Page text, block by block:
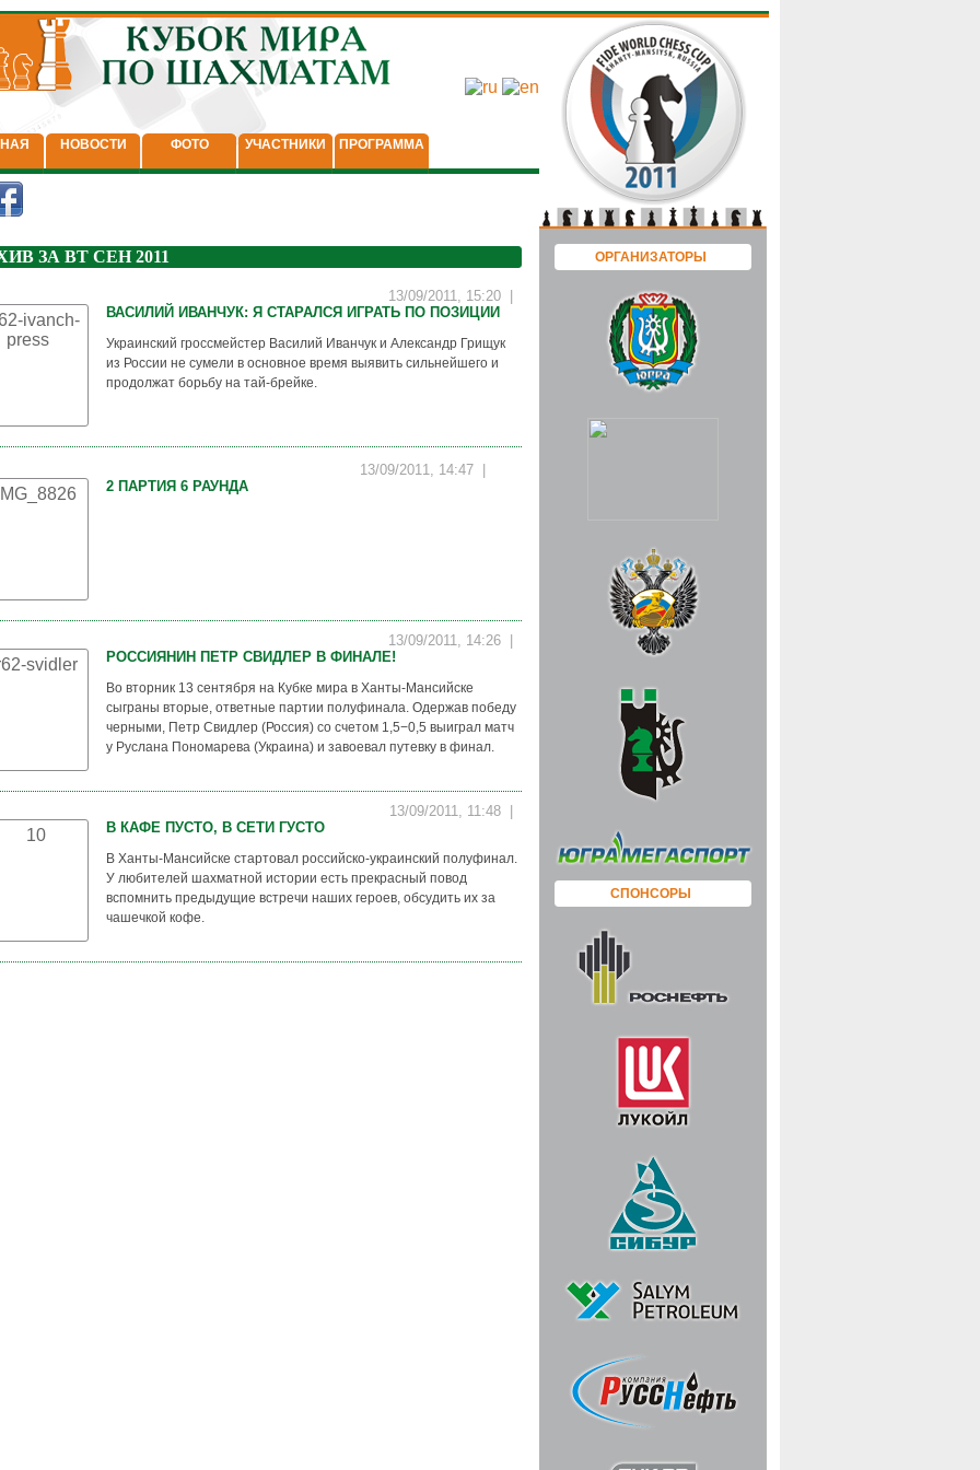
НОВОСТИ ФОТО УЧАСТНИКИ ПРОГРАММА
ЗА ВТ СЕН 2011
13/09/2011, 15:20 |
ВАСИЛИЙ ИВАНЧУК: Я СТАРАЛСЯ ИГРАТЬ ПО ПОЗИЦИИ
Украинский гроссмейстер Василий Иванчук и Александр Грищук
из России не сумели в основное время выявить сильнейшего и
продолжат борьбу на тай-брейке.
13/09/2011, 14:47 |
2 ПАРТИЯ 6 РАУНДА
13/09/2011, 14:26 |
РОССИЯНИН ПЕТР СВИДЛЕР В ФИНАЛЕ!
Во вторник 13 сентября на Кубке мира в Ханты-Мансийске
сыграны вторые, ответные партии полуфинала. Одержав победу
черными, Петр Свидлер (Россия) со счетом 1,5−0,5 выиграл матч
у Руслана Пономарева (Украина) и завоевал путевку в финал.
13/09/2011, 11:48 |
В КАФЕ ПУСТО, В СЕТИ ГУСТО
В Ханты-Мансийске стартовал российско-украинский полуфинал.
У любителей шахматной истории есть прекрасный повод
вспомнить предыдущие встречи наших героев, обсудить их за
чашечкой кофе.
ОРГАНИЗАТОРЫ
СПОНСОРЫ